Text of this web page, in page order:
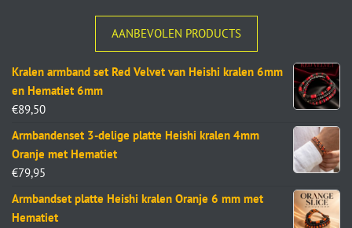
AANBEVOLEN PRODUCTS
Kralen armband set Red Velvet van Heishi kralen 6mm
en Hematiet 6mm
€89,50
Armbandenset 3-delige platte Heishi kralen 4mm
Oranje met Hematiet
€79,95
Armbandset platte Heishi kralen Oranje 6 mm met
Hematiet